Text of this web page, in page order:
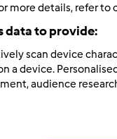
kopystki ułatwia
haczyk
more details, refer to
data to provide:
scan device
a device.
audience